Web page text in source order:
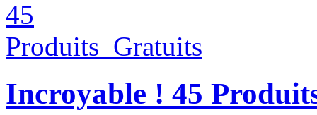
Incroyable ! 45